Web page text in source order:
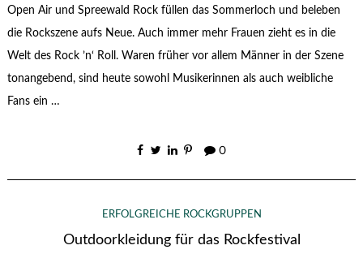
Open Air und Spreewald Rock füllen das Sommerloch und beleben
die Rockszene aufs Neue. Auch immer mehr Frauen zieht es in die
Welt des Rock ’n‘ Roll. Waren früher vor allem Männer in der Szene
tonangebend, sind heute sowohl Musikerinnen als auch weibliche
Fans ein …
0
ERFOLGREICHE ROCKGRUPPEN
Outdoorkleidung für das Rockfestival